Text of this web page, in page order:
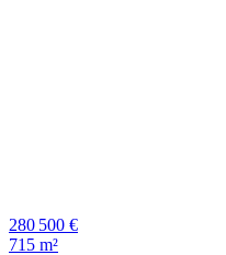
280 500 €
715 m²